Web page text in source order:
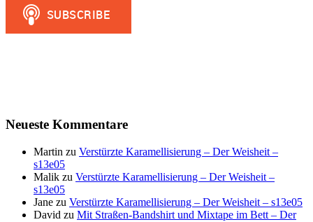
Neueste Kommentare
Martin zu Verstürzte Karamellisierung – Der Weisheit –
s13e05
Malik zu Verstürzte Karamellisierung – Der Weisheit –
s13e05
Jane zu Verstürzte Karamellisierung – Der Weisheit – s13e05
David zu Mit Straßen-Bandshirt und Mixtape im Bett – Der